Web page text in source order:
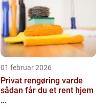
01 februar 2026
Privat rengøring varde
sådan får du et rent hjem
...